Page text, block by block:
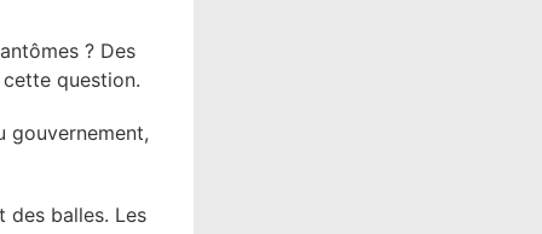
? Des
question.
gouvernement,
des balles. Les